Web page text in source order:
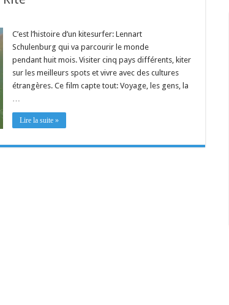
C’est l’histoire d’un kitesurfer: Lennart
Schulenburg qui va parcourir le monde
pendant huit mois. Visiter cinq pays différents, kiter
sur les meilleurs spots et vivre avec des cultures
étrangères. Ce film capte tout: Voyage, les gens, la
…
Lire la suite »